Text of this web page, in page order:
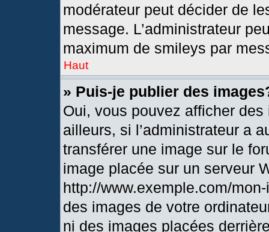
modérateur peut décider de
message. L’administrateur
maximum de smileys par
Haut
» Puis-je publier des
Oui, vous pouvez afficher
ailleurs, si l’administrateur a
transférer une image sur le
image placée sur un serveur
http://www.exemple.com/
des images de votre
ni des images placées